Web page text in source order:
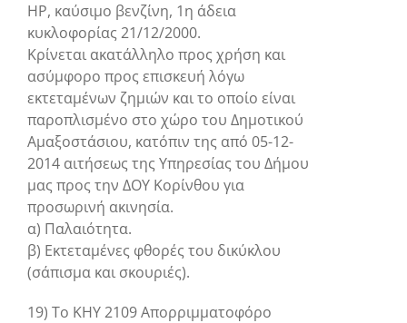
HP, καύσιμο βενζίνη, 1η άδεια
κυκλοφορίας 21/12/2000.
Κρίνεται ακατάλληλο προς χρήση και
ασύμφορο προς επισκευή λόγω
εκτεταμένων ζημιών και το οποίο είναι
παροπλισμένο στο χώρο του Δημοτικού
Αμαξοστάσιου, κατόπιν της από 05-12-
2014 αιτήσεως της Υπηρεσίας του Δήμου
μας προς την ΔΟΥ Κορίνθου για
προσωρινή ακινησία.
α) Παλαιότητα.
β) Εκτεταμένες φθορές του δικύκλου
(σάπισμα και σκουριές).
19) Το ΚΗΥ 2109 Απορριμματοφόρο